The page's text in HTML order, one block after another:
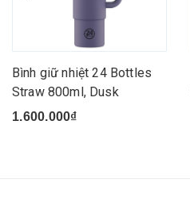
Bình giữ nhiệt 24 Bottles
Straw 800ml, Dusk
1.600.000₫